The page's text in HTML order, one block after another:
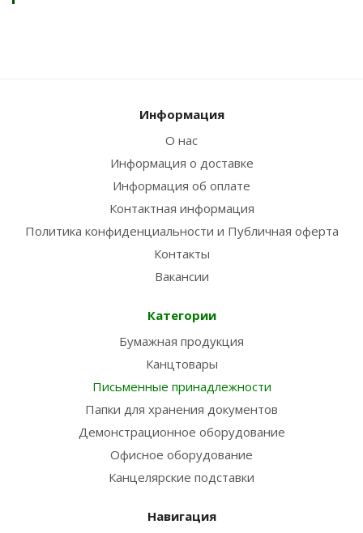
Информация
О нас
Информация о доставке
Информация об оплате
Контактная информация
Политика конфиденциальности и Публичная оферта
Контакты
Вакансии
Категории
Бумажная продукция
Канцтовары
Письменные принадлежности
Папки для хранения документов
Демонстрационное оборудование
Офисное оборудование
Канцелярские подставки
Навигация